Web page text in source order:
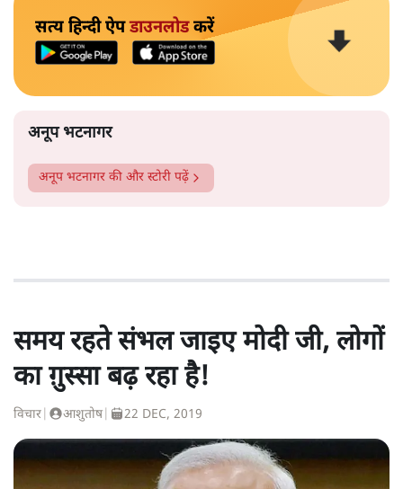
सत्य हिन्दी ऐपडाउनलोडकरें
अनूप भटनागर
अनूप भटनागर की और स्टोरी पढ़ें
समय रहते संभल जाइए मोदी जी, लोगों
का ग़ुस्सा बढ़ रहा है!
विचार आशुतोष| 22 DEC, 2019